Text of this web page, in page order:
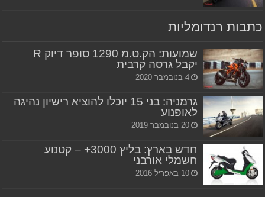
כתבות רנדומליות
שמועות: הק.ט.מ 1290 סופר דיוק R
יקבל גרסה קרבית
4 בנובמבר 2020
גרמניה: בני 15 יוכלו להוציא רישיון נהיגה
לאופנוע
20 בנובמבר 2019
חדש בארץ: בליץ 3000+ – קטנוע
חשמלי אורבני
10 באפריל 2016